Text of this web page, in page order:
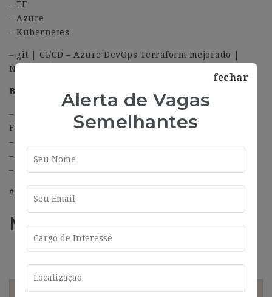
– EF
– Azure
– Kubernetes
– git | CI/CD – Azure DevOps Terraform mejorado |
Notion | Youtrack
Beneficios:
– Desarrolla tu carrera en una de las principales
FinTech de Europa.
– Salario competitivo + bonificación.
– Carrera internacional.
– Trabajo híbrido (3 días en la oficina/2 días remoto).
#J-18808-Ljbffr
Más información
Address Barcelona
fechar
Alerta de Vagas
Semelhantes